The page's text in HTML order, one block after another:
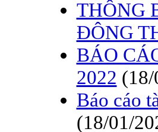
THÔNG
ĐÔNG
BÁO
2022
Báo cáo
(18/01/